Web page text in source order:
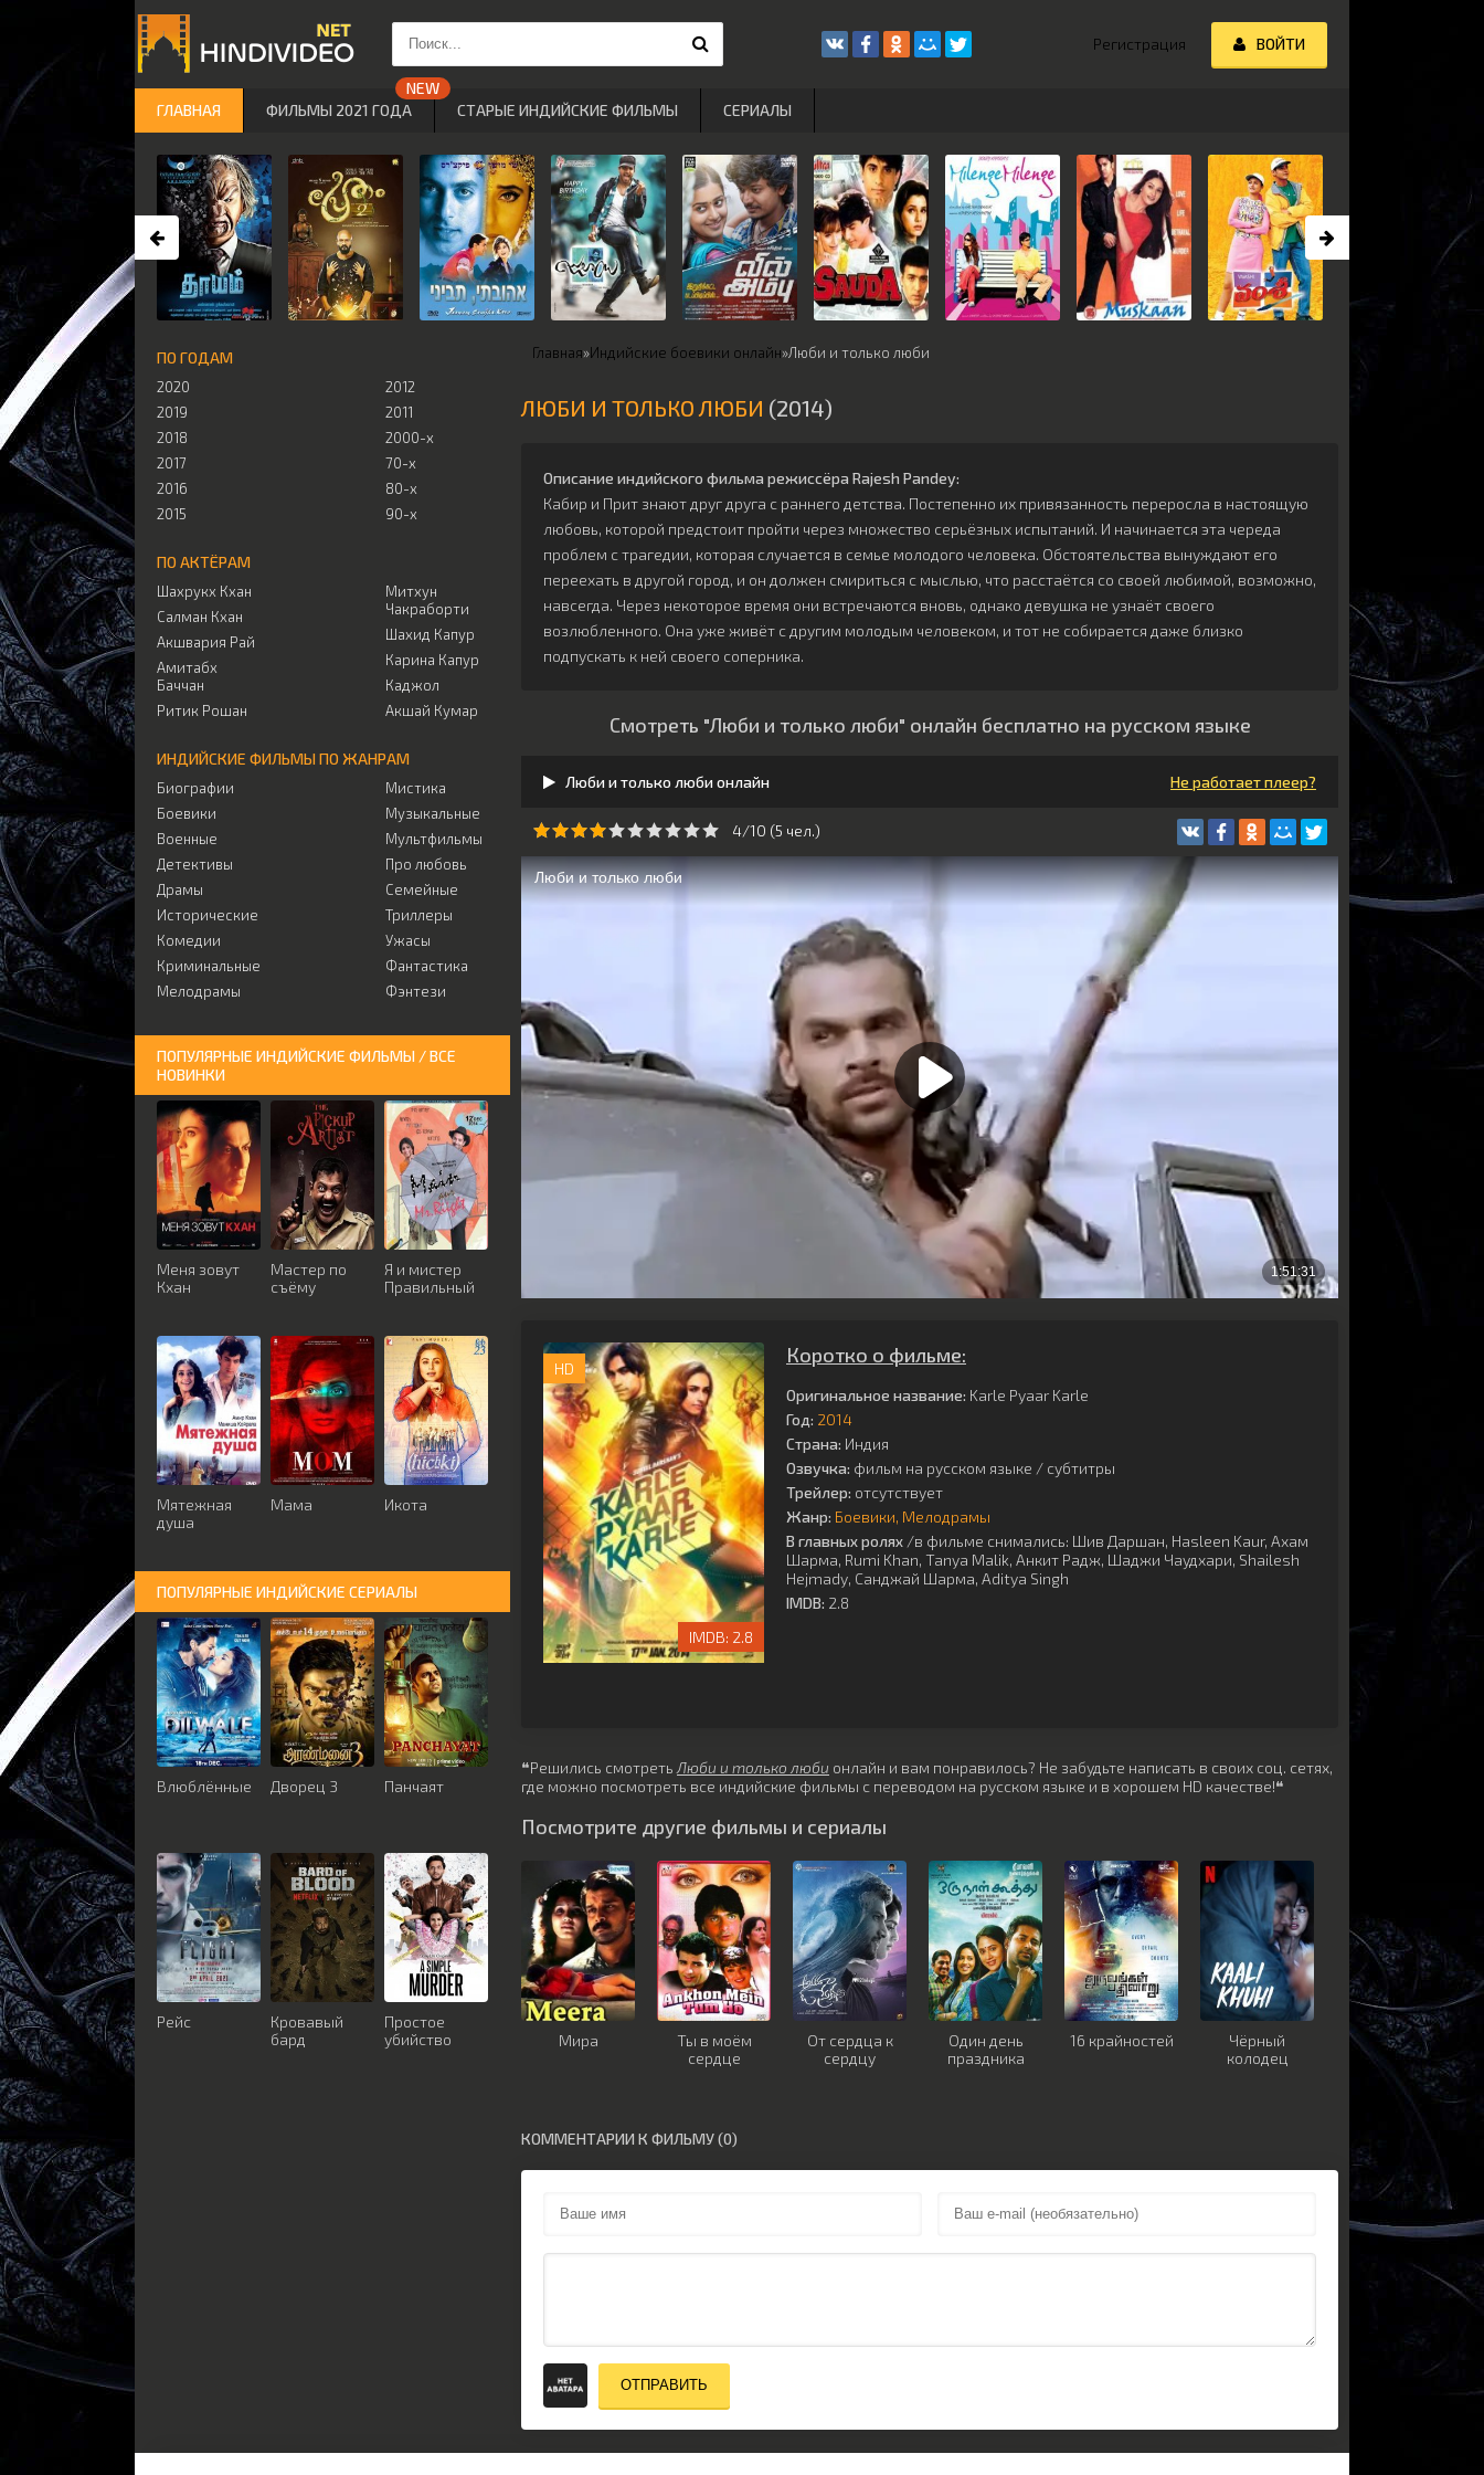
Главная»Индийские боевики онлайн»Люби и только люби
ЛЮБИ И ТОЛЬКО ЛЮБИ (2014)
Описание индийского фильма режиссёра Rajesh Pandey:
Кабир и Прит знают друг друга с раннего детства. Постепенно их привязанность переросла в настоящую
любовь, которой предстоит пройти через множество серьёзных испытаний. И начинается эта череда
проблем с трагедии, которая случается в семье молодого человека. Обстоятельства вынуждают его
переехать в другой город, и он должен смириться с мыслью, что расстаётся со своей любимой, возможно,
навсегда. Через некоторое время они встречаются вновь, однако девушка не узнаёт своего
возлюбленного. Она уже живёт с другим молодым человеком, и тот не собирается даже близко
подпускать к ней своего соперника.
Смотреть "Люби и только люби" онлайн бесплатно на русском языке
Люби и только люби онлайн Не работает плеер?
4/10 (5 чeл.)
HD
2.8
Коротко о фильме:
Оригинальное название: Karle Pyaar Karle
Год: 2014
Страна: Индия
Озвучка: фильм на русском языке / субтитры
Трейлер: отсутствует
Жанр: Боевики Мелодрамы
В главных ролях /в фильме снимались: Шив Даршан, Hasleen Kaur, Ахам
Шарма, Rumi Khan, Tanya Malik, Анкит Радж, Шаджи Чаудхари, Shailesh
Hejmady, Санджай Шарма, Aditya Singh
IMDB: 2.8
❝Решились смотреть Люби и только люби онлайн и вам понравилось? Не забудьте написать в своих соц. сетях,
где можно посмотреть все индийские фильмы с переводом на русском языке и в хорошем HD качестве!❝
Посмотрите другие фильмы и сериалы
Мира
Ты в моём
сердце
От сердца к
сердцу
Один день
праздника
16 крайностей
Чёрный
колодец
КОММЕНТАРИИ К ФИЛЬМУ (0)
ОТПРАВИТЬ
ПО ГОДАМ
2020
2019
2018
2017
2016
2015
2012
2011
2000-х
70-х
80-х
90-х
ПО АКТЁРАМ
Шахрукх Кхан
Салман Кхан
Акшвария Рай
Амитабх
Баччан
Ритик Рошан
Митхун
Чакраборти
Шахид Капур
Карина Капур
Каджол
Акшай Кумар
ИНДИЙСКИЕ ФИЛЬМЫ ПО ЖАНРАМ
Биографии
Боевики
Военные
Детективы
Драмы
Исторические
Комедии
Криминальные
Мелодрамы
Мистика
Музыкальные
Мультфильмы
Про любовь
Семейные
Триллеры
Ужасы
Фантастика
Фэнтези
ПОПУЛЯРНЫЕ ИНДИЙСКИЕ ФИЛЬМЫ / ВСЕ
НОВИНКИ
Меня зовут
Кхан
Мастер по
съёму
Я и мистер
Правильный
Мятежная
душа
Мама Икота
ПОПУЛЯРНЫЕ ИНДИЙСКИЕ СЕРИАЛЫ
Влюблённые Дворец 3 Панчаят
Рейс
Кровавый
бард
Простое
убийство
Регистрация ВОЙТИ
ГЛАВНАЯ ФИЛЬМЫ 2021 ГОДА СТАРЫЕ ИНДИЙСКИЕ ФИЛЬМЫ СЕРИАЛЫ